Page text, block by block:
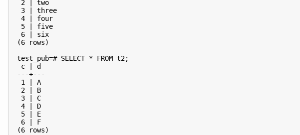
2 | two
3 | three
4 | four
5 | five
6 | six
(6 rows)
test_pub=# SELECT * FROM t2;
c | d
---+---
1 | A
2 | B
3 | C
4 | D
5 | E
6 | F
(6 rows)